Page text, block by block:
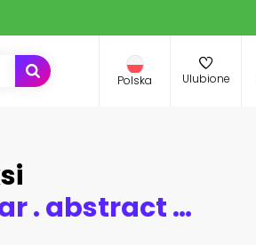
Polska Ulubione
electric guitar . abstract neon painting